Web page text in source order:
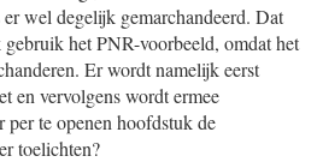
er wel degelijk gemarchandeerd. Dat
het PNR-voorbeeld, omdat het
Er wordt namelijk eerst
en vervolgens wordt ermee
te openen hoofdstuk de
toelichten?